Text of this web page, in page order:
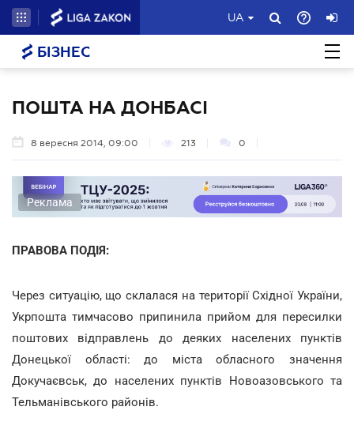
UA
БІЗНЕС
ПОШТА НА ДОНБАСІ
8 вересня 2014, 09:00 213 0
Реклама
ПРАВОВА ПОДІЯ:
Через ситуацію, що склалася на території Східної України,
Укрпошта тимчасово припинила прийом для пересилки
поштових відправлень до деяких населених пунктів
Донецької області: до міста обласного значення
Докучаєвськ, до населених пунктів Новоазовського та
Тельманівського районів.